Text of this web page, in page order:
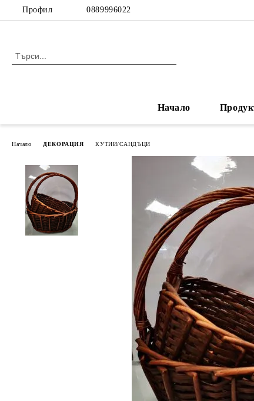
Профил 0889996022
Начало
Начало ДЕКОРАЦИЯ КУТИИ/САНДЪЦИ